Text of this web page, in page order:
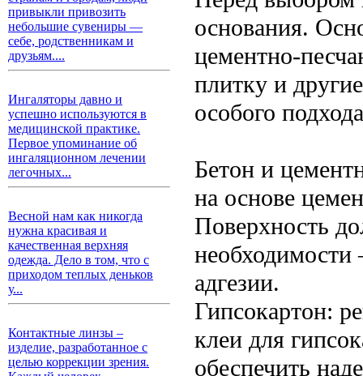
привыкли привозить
небольшие сувениры —
себе, родственникам и
друзьям....
Ингаляторы давно и
успешно используются в
медицинской практике.
Первое упоминание об
ингаляционном лечении
легочных...
Весной нам как никогда
нужна красивая и
качественная верхняя
одежда. Дело в том, что с
приходом теплых деньков
у...
Контактные линзы –
изделие, разработанное с
целью коррекции зрения.
основания.
цементно-
плитку и
особого
Бетон и
на основе
Поверхность
адгезии.
Гипсокартон:
клеи для
обеспечить